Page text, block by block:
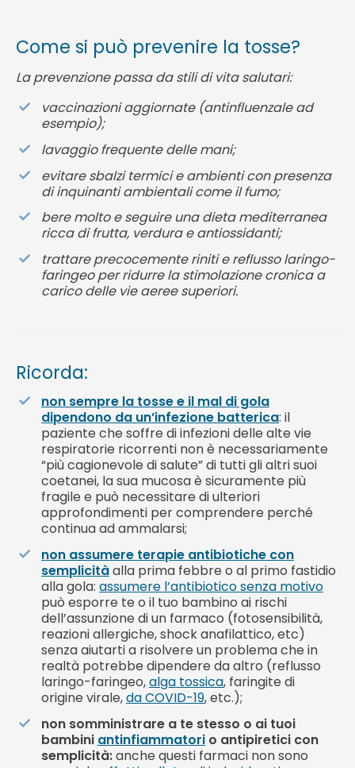
Come si può prevenire la tosse?
La prevenzione passa da stili di vita salutari:
vaccinazioni aggiornate (antinfluenzale ad
esempio);
lavaggio frequente delle mani;
evitare sbalzi termici e ambienti con presenza
di inquinanti ambientali come il fumo;
bere molto e seguire una dieta mediterranea
ricca di frutta, verdura e antiossidanti;
trattare precocemente riniti e reflusso laringo-
faringeo per ridurre la stimolazione cronica a
carico delle vie aeree superiori.
Ricorda:
non sempre la tosse e il mal di gola
dipendono da un’infezione batterica: il
paziente che soffre di infezioni delle alte vie
respiratorie ricorrenti non è necessariamente
“più cagionevole di salute” di tutti gli altri suoi
coetanei, la sua mucosa è sicuramente più
fragile e può necessitare di ulteriori
approfondimenti per comprendere perché
continua ad ammalarsi;
non assumere terapie antibiotiche con
semplicitàalla prima febbre o al primo fastidio
alla gola: assumere l’antibiotico senza motivo
può esporre te o il tuo bambino ai rischi
dell’assunzione di un farmaco (fotosensibilità,
reazioni allergiche, shock anafilattico, etc)
senza aiutarti a risolvere un problema che in
realtà potrebbe dipendere da altro (reflusso
laringo-faringeo,alga tossica, faringite di
origine virale,da COVID-19, etc.);
non somministrare a te stesso o ai tuoi
bambini antinfiammatori o antipiretici con
semplicità:anche questi farmaci non sono